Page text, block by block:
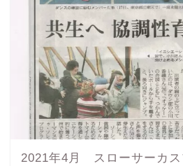
2021年4月 スローサーカス